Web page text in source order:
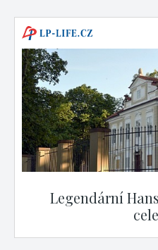
Legendární